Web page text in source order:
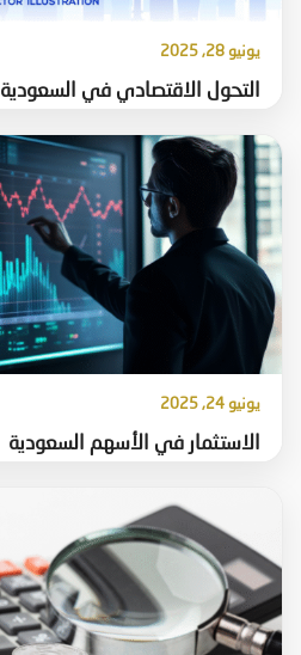
التحول الاقتصادي في السعودية
يونيو 28, 2025
الاستثمار في الأسهم السعودية
يونيو 24, 2025